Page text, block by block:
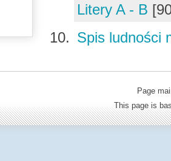
Litery A - B
Spis ludności
Page
This page is